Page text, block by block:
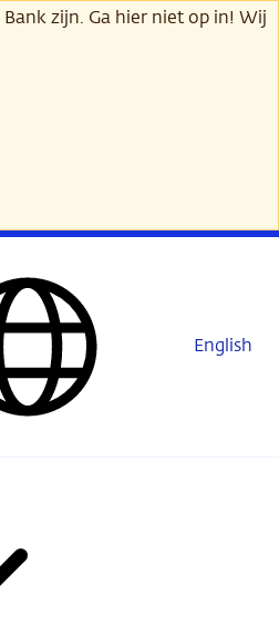
zijn. Ga hier niet op in! Wij
English